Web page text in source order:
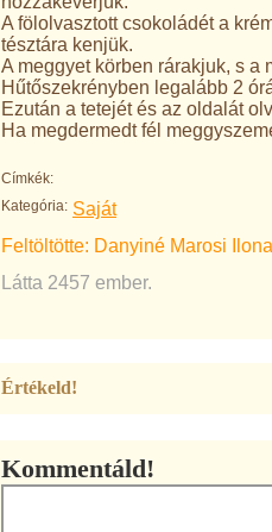
A fölolvasztott csokoládét a
tésztára kenjük.
A meggyet körben rárakjuk, s a
Hűtőszekrényben legalább 2
Ezután a tetejét és az oldalát
Ha megdermedt fél
Címkék:
Kategória: Saját
Feltöltötte: Danyiné Marosi Ilona
Látta 2457 ember.
Értékeld!
Kommentáld!